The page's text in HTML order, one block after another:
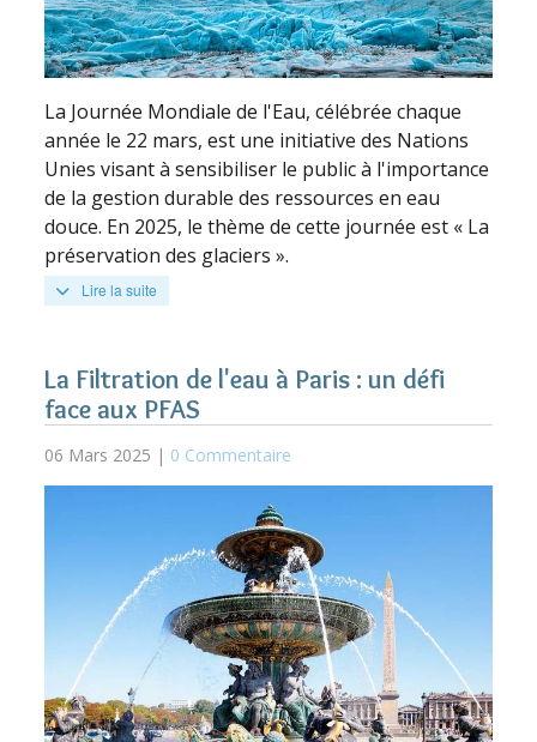
La Journée Mondiale de l'Eau, célébrée chaque
année le 22 mars, est une initiative des Nations
Unies visant à sensibiliser le public à l'importance
de la gestion durable des ressources en eau
douce. En 2025, le thème de cette journée est « La
préservation des glaciers ».
Lire la suite
La Filtration de l'eau à Paris : un défi
face aux PFAS
06 Mars 2025 | 0 Commentaire